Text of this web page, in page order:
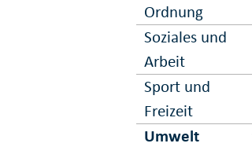
Ord­nung
Soziales und
Arbeit
Sport und
Freizeit
Umwelt